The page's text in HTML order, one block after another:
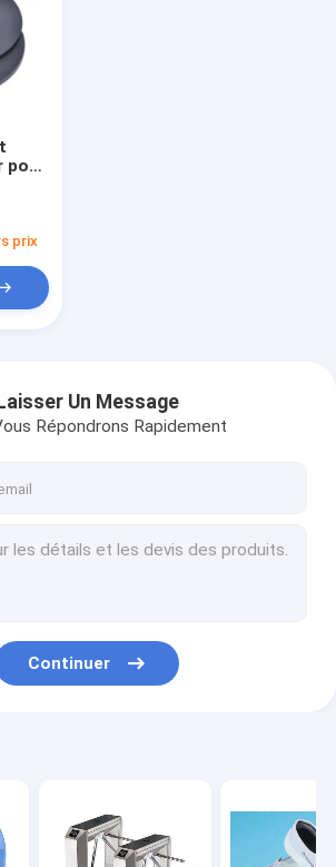
pour
prix
Laisser Un Message
Répondrons Rapidement
Continuer